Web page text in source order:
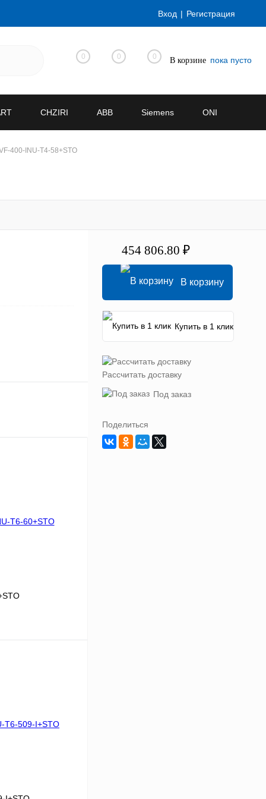
Вход Регистрация
0 0 0 В корзине пока пусто
CHZIRI ABB Siemens ONI
400-INU-T4-58+STO
454 806.80 ₽
В корзину
Купить в 1 клик
Рассчитать доставку
Под заказ
Поделиться